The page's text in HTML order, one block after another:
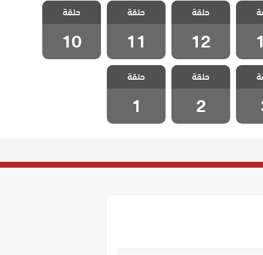
يسعني
13
العالم لا يسعني
مدبلج الحلقة 12
حلقة
12
العالم لا يسعني
مدبلج الحلقة 11
حلقة
11
العالم لا يسعني
مدبلج الحلقة 10
حلقة
10
هذا
يسعني
3
مسلسل هذا
العالم لا يسعني
مدبلج الحلقة 2
حلقة
2
مسلسل هذا
العالم لا يسعني
مدبلج الحلقة 1
حلقة
1